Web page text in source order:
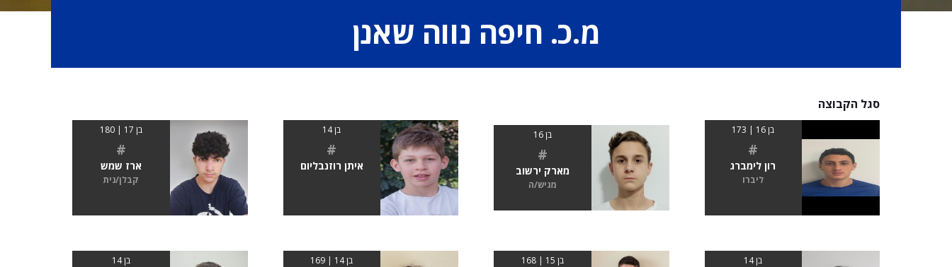
מ.כ. חיפה נווה שאנן
סגל הקבוצה
בן 16 | 173
#
רון לימברג
ליברו
בן 16
#
מארק ירשוב
מגיש/ה
בן 14
#
איתן רוזנבליום
בן 17 | 180
#
ארז שמש
קבלן/נית
בן 14 בן 15 | 168 בן 14 | 169 בן 14